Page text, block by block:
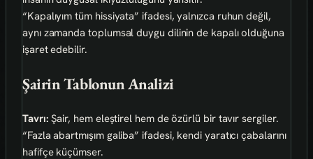
“Kapalıyım tüm hissiyata” ifadesi, yalnızca ruhun değil,
aynı zamanda toplumsal duygu dilinin de kapalı olduğuna
işaret edebilir.
Şairin Tablonun Analizi
Tavrı: Şair, hem eleştirel hem de özürlü bir tavır sergiler.
“Fazla abartmışım galiba” ifadesi, kendi yaratıcı çabalarını
hafifçe küçümser.